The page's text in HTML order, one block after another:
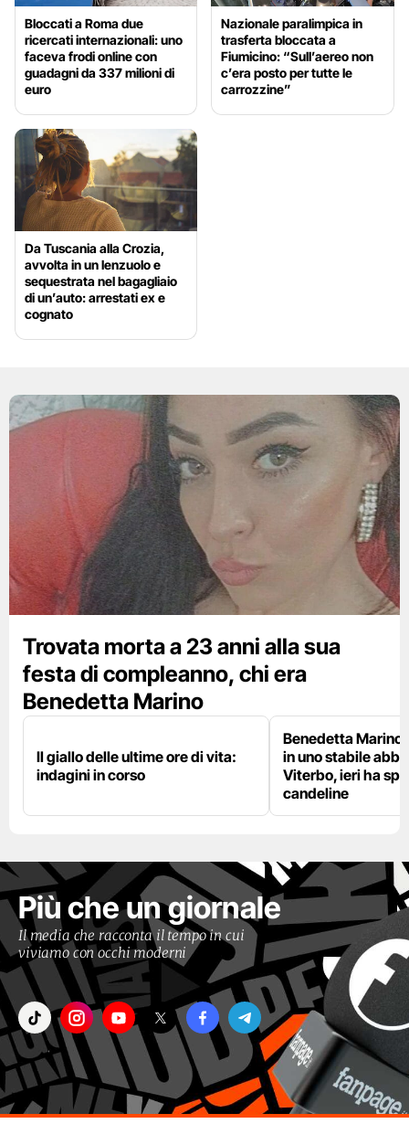
Bloccati a Roma due
ricercati internazionali: uno
faceva frodi online con
guadagni da 337 milioni di
euro
Nazionale paralimpica in
trasferta bloccata a
Fiumicino: “Sull’aereo non
c’era posto per tutte le
carrozzine”
Da Tuscania alla Crozia,
avvolta in un lenzuolo e
sequestrata nel bagagliaio
di un’auto: arrestati ex e
cognato
Trovata morta a 23 anni alla sua
festa di compleanno, chi era
Benedetta Marino
Il giallo delle ultime ore di vita:
indagini in corso
Benedetta Marino
in uno stabile
Viterbo, ieri ha
candeline
Più che un giornale
Il media che racconta il tempo in cui
viviamo con occhi moderni